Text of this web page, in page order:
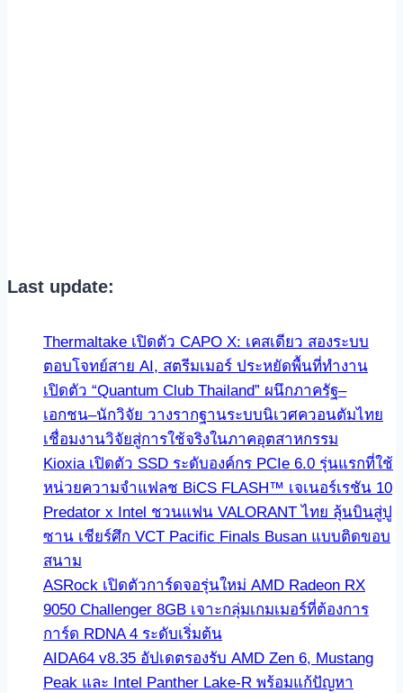
Last update:
Thermaltake เปิดตัว CAPO X: เคสเดียว สองระบบ
ตอบโจทย์สาย AI, สตรีมเมอร์ ประหยัดพื้นที่ทำงาน
เปิดตัว “Quantum Club Thailand” ผนึกภาครัฐ–
เอกชน–นักวิจัย วางรากฐานระบบนิเวศควอนตัมไทย
เชื่อมงานวิจัยสู่การใช้จริงในภาคอุตสาหกรรม
Kioxia เปิดตัว SSD ระดับองค์กร PCIe 6.0 รุ่นแรกที่ใช้
หน่วยความจำแฟลช BiCS FLASH™ เจเนอร์เรชัน 10
Predator x Intel ชวนแฟน VALORANT ไทย ลุ้นบินสู่ปู
ซาน เชียร์ศึก VCT Pacific Finals Busan แบบติดขอบ
สนาม
ASRock เปิดตัวการ์ดจอรุ่นใหม่ AMD Radeon RX
9050 Challenger 8GB เจาะกลุ่มเกมเมอร์ที่ต้องการ
การ์ด RDNA 4 ระดับเริ่มต้น
AIDA64 v8.35 อัปเดตรองรับ AMD Zen 6, Mustang
Peak และ Intel Panther Lake-R พร้อมแก้ปัญหา